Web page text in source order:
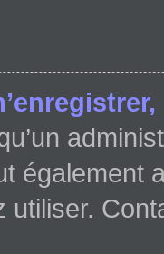
également
utiliser.